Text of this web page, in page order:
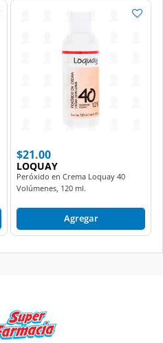
$21.00
LOQUAY
Peróxido en Crema Loquay 40
Volúmenes, 120 ml.
Agregar